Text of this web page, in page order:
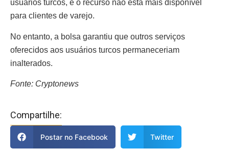
usuários turcos, e o recurso não está mais disponível
para clientes de varejo.
No entanto, a bolsa garantiu que outros serviços
oferecidos aos usuários turcos permaneceriam
inalterados.
Fonte: Cryptonews
Compartilhe:
Postar no Facebook Twitter